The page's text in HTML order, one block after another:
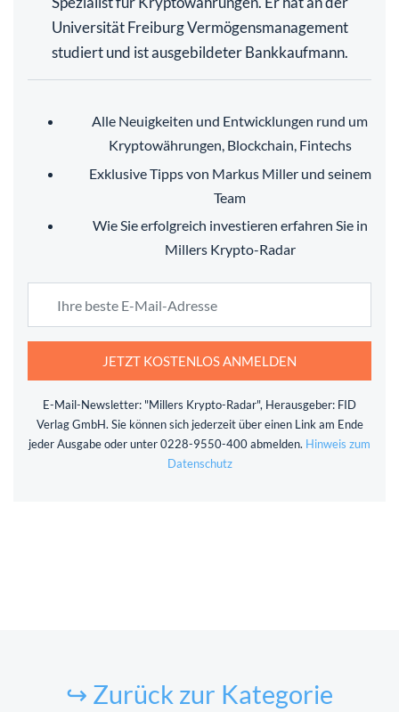
Universität Freiburg Vermögensmanagement
studiert und ist ausgebildeter Bankkaufmann.
Alle Neuigkeiten und Entwicklungen rund um
Kryptowährungen, Blockchain, Fintechs
Exklusive Tipps von Markus Miller und seinem
Team
Wie Sie erfolgreich investieren erfahren Sie in
Millers Krypto-Radar
JETZT KOSTENLOS ANMELDEN
E-Mail-Newsletter: "Millers Krypto-Radar", Herausgeber: FID
Verlag GmbH. Sie können sich jederzeit über einen Link am Ende
jeder Ausgabe oder unter 0228-9550-400 abmelden. Hinweis zum
Datenschutz
↪ Zurück zur Kategorie